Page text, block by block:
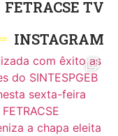
FETRACSE TV
INSTAGRAM